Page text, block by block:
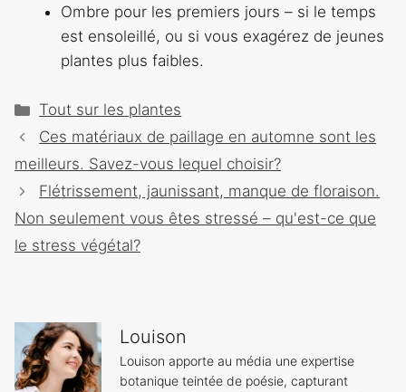
Ombre pour les premiers jours – si le temps
est ensoleillé, ou si vous exagérez de jeunes
plantes plus faibles.
Catégories
Tout sur les plantes
Navigation
des
Ces matériaux de paillage en automne sont les
meilleurs. Savez-vous lequel choisir?
Flétrissement, jaunissant, manque de floraison.
Non seulement vous êtes stressé – qu'est-ce que
le stress végétal?
Louison
Louison apporte au média une expertise
botanique teintée de poésie, capturant